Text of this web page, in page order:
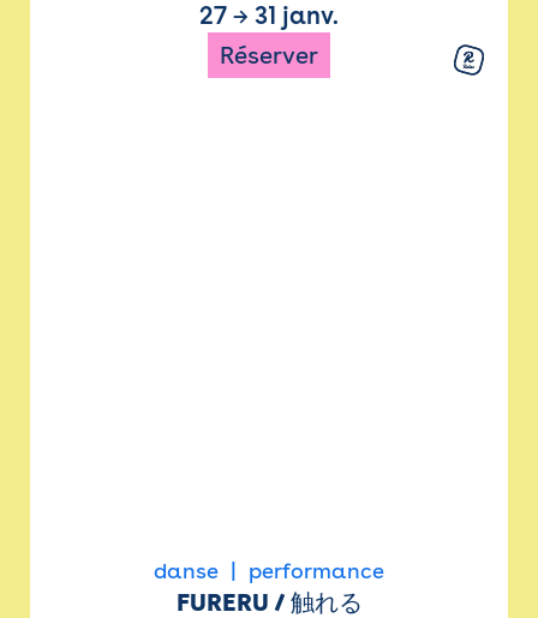
27 → 31 janv.
Réserver
danse performance
FURERU / 触れる